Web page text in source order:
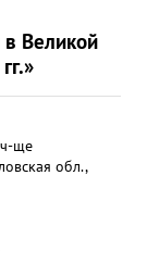
Великой
ще
обл.,